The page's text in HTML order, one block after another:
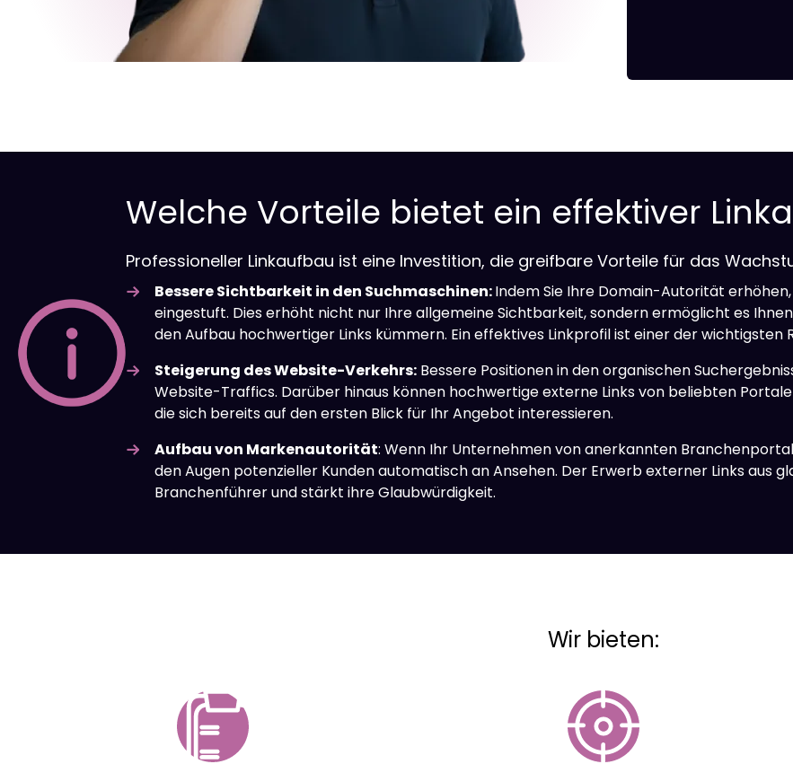
Welche Vorteile bietet ein effektiver
Professioneller Linkaufbau ist eine Investition, die greifbare Vorteile für das
Bessere Sichtbarkeit in den Suchmaschinen:Indem Sie Ihre Domain-Autorität
eingestuft. Dies erhöht nicht nur Ihre allgemeine Sichtbarkeit, sondern ermöglicht es
den Aufbau hochwertiger Links kümmern. Ein effektives Linkprofil ist einer der wichtigsten
Steigerung des Website-Verkehrs: Bessere Positionen in den organischen
Website-Traffics. Darüber hinaus können hochwertige externe Links von beliebten
die sich bereits auf den ersten Blick für Ihr Angebot interessieren.
Aufbau von Markenautorität: Wenn Ihr Unternehmen von anerkannten
den Augen potenzieller Kunden automatisch an Ansehen. Der Erwerb externer Links aus
Branchenführer und stärkt ihre Glaubwürdigkeit.
Wir bieten: